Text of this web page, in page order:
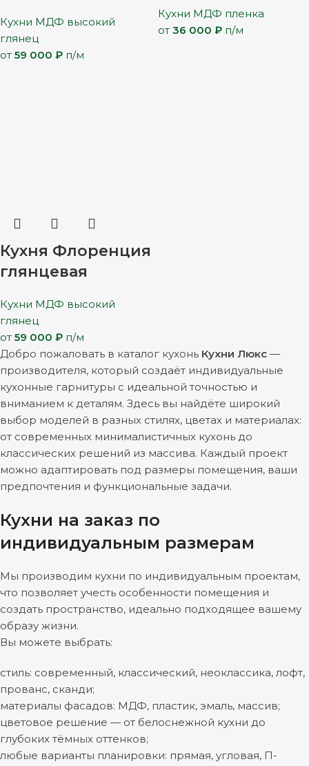
Кухни МДФ высокий
глянец
от 59 000 ₽ п/м
Кухни МДФ пленка
от 36 000 ₽ п/м
Кухня Флоренция
глянцевая
Кухни МДФ высокий
глянец
от 59 000 ₽ п/м
Добро пожаловать в каталог кухонь Кухни Люкс —
производителя, который создаёт индивидуальные
кухонные гарнитуры с идеальной точностью и
вниманием к деталям. Здесь вы найдёте широкий
выбор моделей в разных стилях, цветах и материалах:
от современных минималистичных кухонь до
классических решений из массива. Каждый проект
можно адаптировать под размеры помещения, ваши
предпочтения и функциональные задачи.
Кухни на заказ по
индивидуальным размерам
Мы производим кухни по индивидуальным проектам,
что позволяет учесть особенности помещения и
создать пространство, идеально подходящее вашему
образу жизни.
Вы можете выбрать:
стиль: современный, классический, неоклассика, лофт,
прованс, сканди;
материалы фасадов: МДФ, пластик, эмаль, массив;
цветовое решение — от белоснежной кухни до
глубоких тёмных оттенков;
любые варианты планировки: прямая, угловая, П-